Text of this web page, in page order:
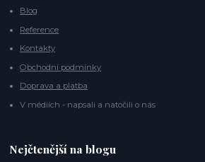
Blog
Reference
Kontakty
Obchodní podmínky
Doprava a platba
V médiích - napsali a natočili o nás
Nejčtenější na blogu